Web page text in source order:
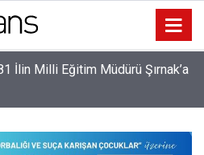
İlin Milli Eğitim Müdürü Şırnak’a